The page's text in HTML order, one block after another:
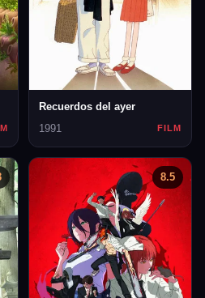
Recuerdos del ayer
1991
FILM
8.5